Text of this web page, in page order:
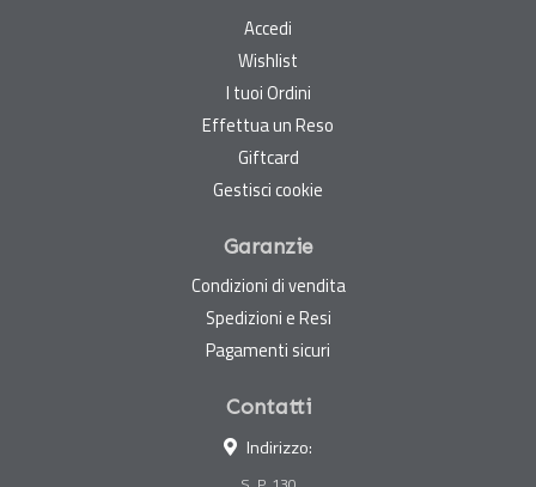
Accedi
Wishlist
I tuoi Ordini
Effettua un Reso
Giftcard
Gestisci cookie
Garanzie
Condizioni di vendita
Spedizioni e Resi
Pagamenti sicuri
Contatti
Indirizzo: